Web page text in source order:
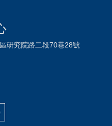
研究院路二段70巷28號